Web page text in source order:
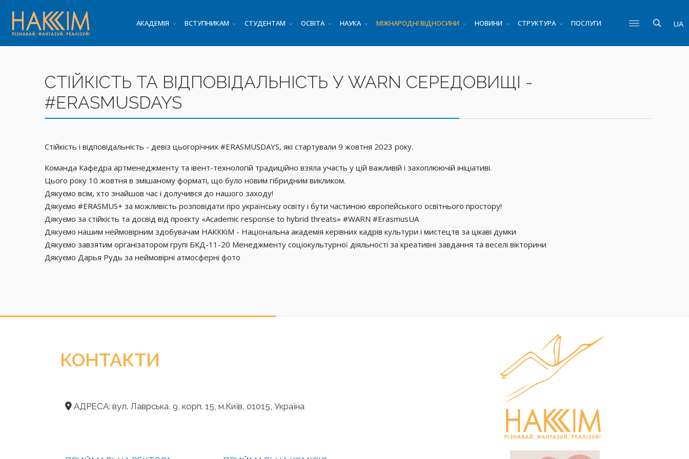
АКАДЕМІЯ ВСТУПНИКАМ СТУДЕНТАМ ОСВІТА НАУКА МІЖНАРОДНІ ВІДНОСИНИ НОВИНИ СТРУКТУРА ПОСЛУГИ UA
СТІЙКІСТЬ ТА ВІДПОВІДАЛЬНІСТЬ У WARN СЕРЕДОВИЩІ -
#ERASMUSDAYS
Стійкість і відповідальність - девіз цьогорічних #ERASMUSDAYS, які стартували 9 жовтня 2023 року.
Команда Кафедра артменеджменту та івент-технологій традиційно взяла участь у цій важливій і захоплюючій ініціативі.
Цього року 10 жовтня в змішаному форматі, що було новим гібридним викликом.
Дякуємо всім, хто знайшов час і долучився до нашого заходу!
Дякуємо #ERASMUS+ за можливість розповідати про українську освіту і бути частиною європейського освітнього простору!
Дякуємо за стійкість та досвід від проєкту «Academic response to hybrid threats» #WARN #ErasmusUA
Дякуємо нашим неймовірним здобувачам НАКККіМ - Національна академія керівних кадрів культури і мистецтв за цікаві думки
Дякуємо завзятим організатором групі БКД-11-20 Менеджменту соціокультурної діяльності за креативні завдання та веселі вікторини
Дякуємо Дарья Рудь за неймовірні атмосферні фото
КОНТАКТИ
АДРЕСА: вул. Лаврська, 9, корп. 15, м.Київ, 01015, Україна